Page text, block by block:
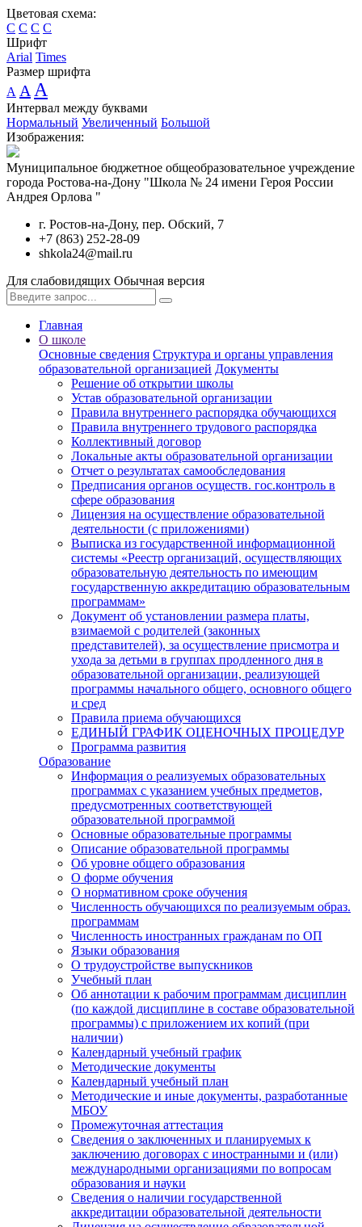
Цветовая схема:
C C C C
Шрифт
Arial Times
Размер шрифта
A A A
Интервал между буквами
Нормальный Увеличенный Большой
Изображения:
Муниципальное бюджетное общеобразовательное учреждение
города Ростова-на-Дону "Школа № 24 имени Героя России
Андрея Орлова "
г. Ростов-на-Дону, пер. Обский, 7
+7 (863) 252-28-09
shkola24@mail.ru
Для слабовидящих Обычная версия
Главная
О школе
Основные сведения Структура и органы управления
образовательной организацией Документы
Решение об открытии школы
Устав образовательной организации
Правила внутреннего распорядка обучающихся
Правила внутреннего трудового распорядка
Коллективный договор
Локальные акты образовательной организации
Отчет о результатах самообследования
Предписания органов осуществ. гос.контроль в
сфере образования
Лицензия на осуществление образовательной
деятельности (с приложениями)
Выписка из государственной информационной
системы «Реестр организаций, осуществляющих
образовательную деятельность по имеющим
государственную аккредитацию образовательным
программам»
Документ об установлении размера платы,
взимаемой с родителей (законных
представителей), за осуществление присмотра и
ухода за детьми в группах продленного дня в
образовательной организации, реализующей
программы начального общего, основного общего
и сред
Правила приема обучающихся
ЕДИНЫЙ ГРАФИК ОЦЕНОЧНЫХ ПРОЦЕДУР
Программа развития
Образование
Информация о реализуемых образовательных
программах с указанием учебных предметов,
предусмотренных соответствующей
образовательной программой
Основные образовательные программы
Описание образовательной программы
Об уровне общего образования
О форме обучения
О нормативном сроке обучения
Численность обучающихся по реализуемым образ.
программам
Численность иностранных гражданам по ОП
Языки образования
О трудоустройстве выпускников
Учебный план
Об аннотации к рабочим программам дисциплин
(по каждой дисциплине в составе образовательной
программы) с приложением их копий (при
наличии)
Календарный учебный график
Методические документы
Календарный учебный план
Методические и иные документы, разработанные
МБОУ
Промежуточная аттестация
Сведения о заключенных и планируемых к
заключению договорах с иностранными и (или)
международными организациями по вопросам
образования и науки
Сведения о наличии государственной
аккредитации образовательной деятельности